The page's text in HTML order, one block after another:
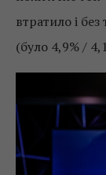
втратило і
(було 4,9% /